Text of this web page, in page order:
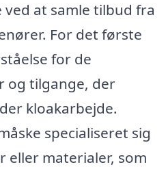
at samle tilbud fra
For det første
for de
og tilgange, der
kloakarbejde.
specialiseret sig
eller materialer, som